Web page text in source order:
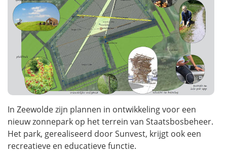
In Zeewolde zijn plannen in ontwikkeling voor een
nieuw zonnepark op het terrein van Staatsbosbeheer.
Het park, gerealiseerd door Sunvest, krijgt ook een
recreatieve en educatieve functie.